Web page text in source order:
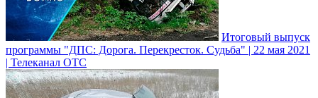
Итоговый выпуск
программы "ДПС: Дорога. Перекресток. Судьба" | 22 мая 2021
| Телеканал ОТС